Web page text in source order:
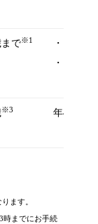
まで※1
・カード
・フリー
※3 年4.5％～
ます。
時までにお手続